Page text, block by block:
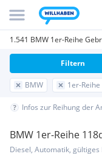
1.541 BMW 1er-Reihe
BMW 1er-Reihe
Filtern
Infos zur Reihung der
BMW 1er-Reihe
Diesel, Automatik,